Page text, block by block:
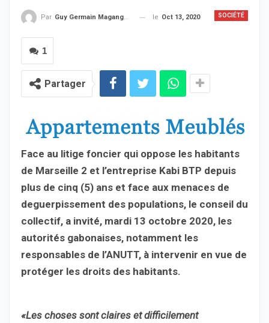
SOCIÉTÉ
Par Guy Germain Maganga Nziengui le Oct 13, 2020
1
Partager
Face au litige foncier qui oppose les habitants
de Marseille 2 et l’entreprise Kabi BTP depuis
plus de cinq (5) ans et face aux menaces de
deguerpissement des populations, le conseil du
collectif, a invité, mardi 13 octobre 2020, les
autorités gabonaises, notamment les
responsables de l’ANUTT, à intervenir en vue de
protéger les droits des habitants.
«Les choses sont claires et difficilement